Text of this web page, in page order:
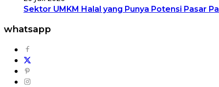
Sektor UMKM Halal yang Punya Potensi Pasar
whatsapp